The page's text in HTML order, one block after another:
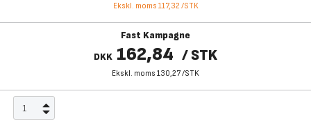
Ekskl. moms 117,32 /STK
Fast Kampagne
DKK 162,84 /STK
Ekskl. moms 130,27/STK